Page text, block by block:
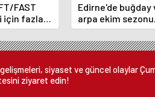
FAST
için fazla
Edirne'de buğday
arpa ekim sezonu
sona erdi
siyaset ve güncel olaylar
ziyaret edin!